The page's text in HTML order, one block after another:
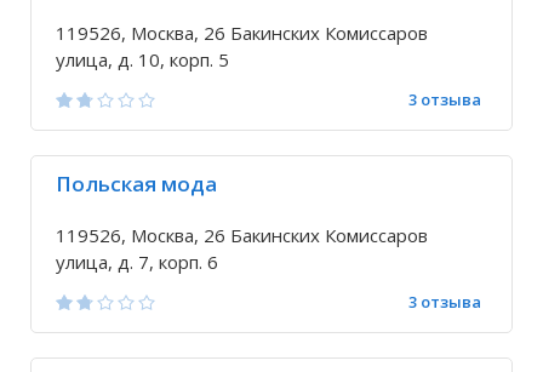
119526, Москва, 26 Бакинских Комиссаров
улица, д. 10, корп. 5
3 отзыва
Польская мода
119526, Москва, 26 Бакинских Комиссаров
улица, д. 7, корп. 6
3 отзыва